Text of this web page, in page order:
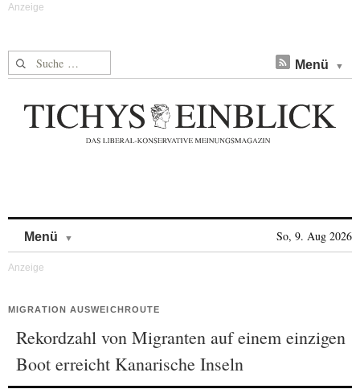
Suche nach: Menü
Menü So, 9. Aug 2026
MIGRATION AUSWEICHROUTE
Rekordzahl von Migranten auf einem einzigen
Boot erreicht Kanarische Inseln